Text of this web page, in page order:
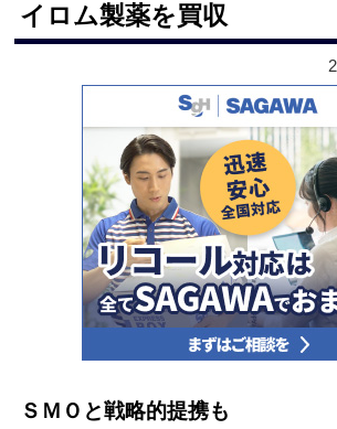
イロム製薬を買収
ＳＭＯと戦略的提携も